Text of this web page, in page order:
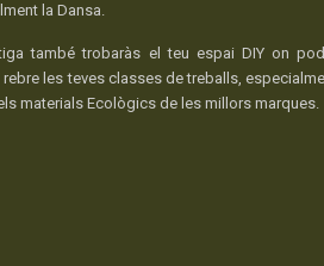
la Dansa.
també trobaràs el teu espai DIY on
rebre les teves classes de treballs,
materials Ecològics de les millors marques.